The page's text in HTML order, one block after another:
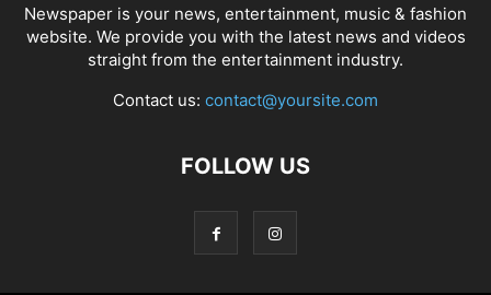
Newspaper is your news, entertainment, music & fashion
website. We provide you with the latest news and videos
straight from the entertainment industry.
Contact us: contact@yoursite.com
FOLLOW US